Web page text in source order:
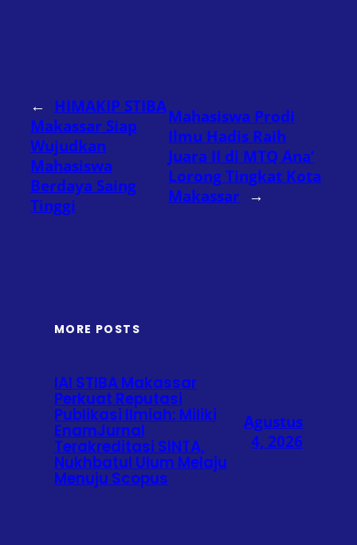
← HIMAKIP STIBA
Makassar Siap
Wujudkan
Mahasiswa
Berdaya Saing
Tinggi
Mahasiswa Prodi
Ilmu Hadis Raih
Juara II di MTQ Ana’
Lorong Tingkat Kota
Makassar →
MORE POSTS
IAI STIBA Makassar
Perkuat Reputasi
Publikasi Ilmiah: Miliki
EnamJurnal
Terakreditasi SINTA,
Nukhbatul Ulum Melaju
Menuju Scopus
Agustus
4, 2026